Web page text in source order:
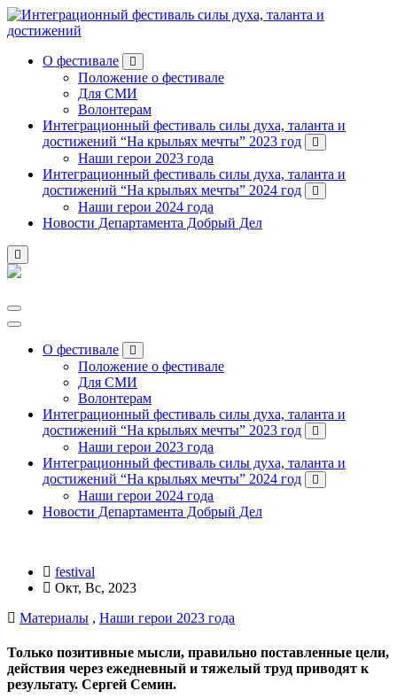
Перейти
к
О фестивале
Положение о фестивале
Для СМИ
Волонтерам
Интеграционный фестиваль силы духа, таланта и
достижений “На крыльях мечты” 2023 год
Наши герои 2023 года
Интеграционный фестиваль силы духа, таланта и
достижений “На крыльях мечты” 2024 год
Наши герои 2024 года
Новости Департамента Добрый Дел
О фестивале
Положение о фестивале
Для СМИ
Волонтерам
Интеграционный фестиваль силы духа, таланта и
достижений “На крыльях мечты” 2023 год
Наши герои 2023 года
Интеграционный фестиваль силы духа, таланта и
достижений “На крыльях мечты” 2024 год
Наши герои 2024 года
Новости Департамента Добрый Дел
festival
Окт, Вс, 2023
Материалы , Наши герои 2023 года
Только позитивные мысли, правильно поставленные цели,
действия через ежедневный и тяжелый труд приводят к
результату. Сергей Семин.